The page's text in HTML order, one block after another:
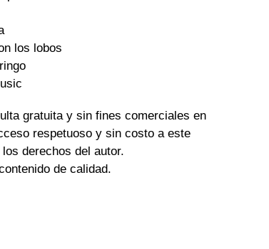
los lobos
gratuita y sin fines comerciales en
respetuoso y sin costo a este
derechos del autor.
de calidad.